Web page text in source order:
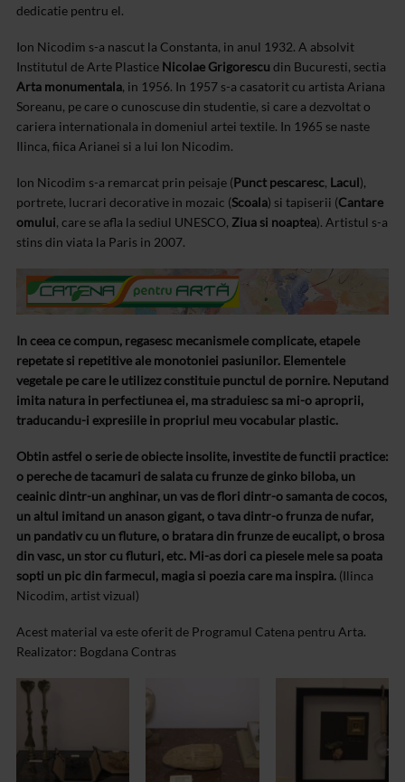
dedicatie pentru el.
Ion Nicodim s-a nascut la Constanta, in anul 1932. A absolvit
Institutul de Arte Plastice Nicolae Grigorescu din Bucuresti, sectia
Arta monumentala, in 1956. In 1957 s-a casatorit cu artista Ariana
Soreanu, pe care o cunoscuse din studentie, si care a dezvoltat o
cariera internationala in domeniul artei textile. In 1965 se naste
Ilinca, fiica Arianei si a lui Ion Nicodim.
Ion Nicodim s-a remarcat prin peisaje (Punct pescaresc, Lacul),
portrete, lucrari decorative in mozaic (Scoala) si tapiserii (Cantare
omului, care se afla la sediul UNESCO, Ziua si noaptea). Artistul s-a
stins din viata la Paris in 2007.
In ceea ce compun, regasesc mecanismele complicate, etapele
repetate si repetitive ale monotoniei pasiunilor. Elementele
vegetale pe care le utilizez constituie punctul de pornire. Neputand
imita natura in perfectiunea ei, ma straduiesc sa mi-o aproprii,
traducandu-i expresiile in propriul meu vocabular plastic.
Obtin astfel o serie de obiecte insolite, investite de functii practice:
o pereche de tacamuri de salata cu frunze de ginko biloba, un
ceainic dintr-un anghinar, un vas de flori dintr-o samanta de cocos,
un altul imitand un anason gigant, o tava dintr-o frunza de nufar,
un pandativ cu un fluture, o bratara din frunze de eucalipt, o brosa
din vasc, un stor cu fluturi, etc. Mi-as dori ca piesele mele sa poata
sopti un pic din farmecul, magia si poezia care ma inspira. (Ilinca
Nicodim, artist vizual)
Acest material va este oferit de Programul Catena pentru Arta.
Realizator: Bogdana Contras